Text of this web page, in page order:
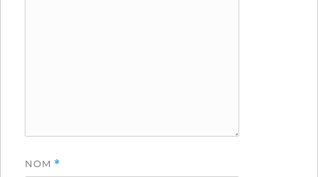
NOM *